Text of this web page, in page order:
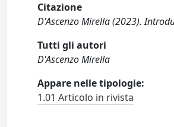
Citazione
D'Ascenzo Mirella (2023).
Tutti gli autori
D'Ascenzo Mirella
Appare nelle tipologie:
1.01 Articolo in rivista